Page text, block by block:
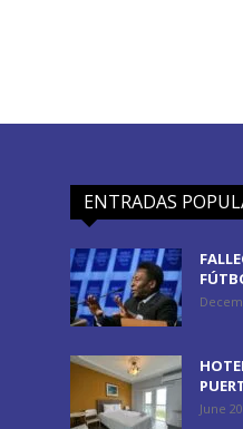
ENTRADAS
June